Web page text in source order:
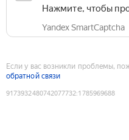
Нажмите, чтобы
Yandex SmartCaptcha
Если у вас возникли проблемы,
обратной связи
9173932480742077732:1785969688